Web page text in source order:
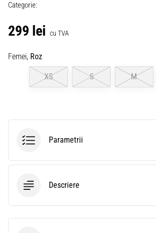
Categorie:
299 lei cu TVA
Femei, Roz
XS S M
Parametrii
Descriere